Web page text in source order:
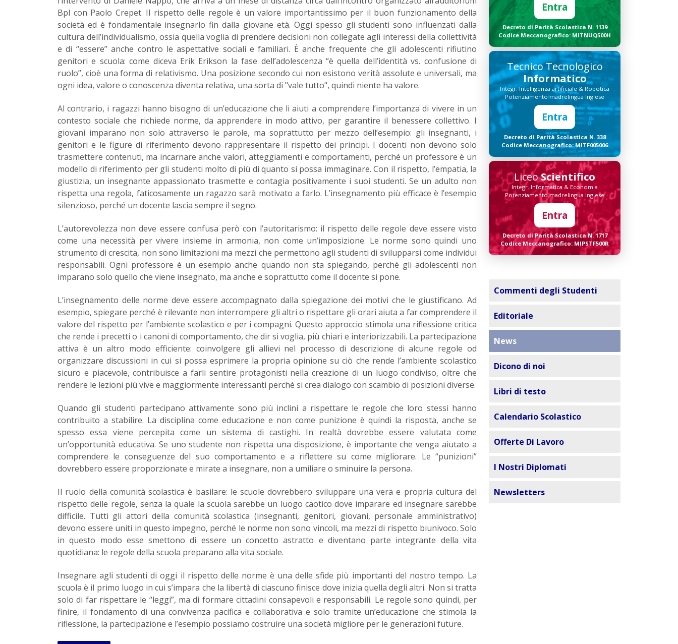
Bpl con Paolo Crepet. Il rispetto delle regole è un valore importantissimo per il buon funzionamento della
società ed è fondamentale insegnarlo fin dalla giovane età. Oggi spesso gli studenti sono influenzati dalla
cultura dell’individualismo, ossia quella voglia di prendere decisioni non collegate agli interessi della collettività
e di “essere” anche contro le aspettative sociali e familiari. È anche frequente che gli adolescenti rifiutino
genitori e scuola: come diceva Erik Erikson la fase dell’adolescenza “è quella dell’identità vs. confusione di
ruolo”, cioè una forma di relativismo. Una posizione secondo cui non esistono verità assolute e universali, ma
ogni idea, valore o conoscenza diventa relativa, una sorta di "vale tutto", quindi niente ha valore.
Al contrario, i ragazzi hanno bisogno di un’educazione che li aiuti a comprendere l’importanza di vivere in un
contesto sociale che richiede norme, da apprendere in modo attivo, per garantire il benessere collettivo. I
giovani imparano non solo attraverso le parole, ma soprattutto per mezzo dell’esempio: gli insegnanti, i
genitori e le figure di riferimento devono rappresentare il rispetto dei principi. I docenti non devono solo
trasmettere contenuti, ma incarnare anche valori, atteggiamenti e comportamenti, perché un professore è un
modello di riferimento per gli studenti molto di più di quanto si possa immaginare. Con il rispetto, l’empatia, la
giustizia, un insegnante appassionato trasmette e contagia positivamente i suoi studenti. Se un adulto non
rispetta una regola, faticosamente un ragazzo sarà motivato a farlo. L’insegnamento più efficace è l’esempio
silenzioso, perché un docente lascia sempre il segno.
L’autorevolezza non deve essere confusa però con l’autoritarismo: il rispetto delle regole deve essere visto
come una necessità per vivere insieme in armonia, non come un’imposizione. Le norme sono quindi uno
strumento di crescita, non sono limitazioni ma mezzi che permettono agli studenti di svilupparsi come individui
responsabili. Ogni professore è un esempio anche quando non sta spiegando, perché gli adolescenti non
imparano solo quello che viene insegnato, ma anche e soprattutto come il docente si pone.
L’insegnamento delle norme deve essere accompagnato dalla spiegazione dei motivi che le giustificano. Ad
esempio, spiegare perché è rilevante non interrompere gli altri o rispettare gli orari aiuta a far comprendere il
valore del rispetto per l’ambiente scolastico e per i compagni. Questo approccio stimola una riflessione critica
che rende i precetti o i canoni di comportamento, che dir si voglia, più chiari e interiorizzabili. La partecipazione
attiva è un altro modo efficiente: coinvolgere gli allievi nel processo di descrizione di alcune regole od
organizzare discussioni in cui si possa esprimere la propria opinione su ciò che rende l’ambiente scolastico
sicuro e piacevole, contribuisce a farli sentire protagonisti nella creazione di un luogo condiviso, oltre che
rendere le lezioni più vive e maggiormente interessanti perché si crea dialogo con scambio di posizioni diverse.
Quando gli studenti partecipano attivamente sono più inclini a rispettare le regole che loro stessi hanno
contribuito a stabilire. La disciplina come educazione e non come punizione è quindi la risposta, anche se
spesso essa viene percepita come un sistema di castighi. In realtà dovrebbe essere valutata come
un’opportunità educativa. Se uno studente non rispetta una disposizione, è importante che venga aiutato a
comprendere le conseguenze del suo comportamento e a riflettere su come migliorare. Le “punizioni”
dovrebbero essere proporzionate e mirate a insegnare, non a umiliare o sminuire la persona.
Il ruolo della comunità scolastica è basilare: le scuole dovrebbero sviluppare una vera e propria cultura del
rispetto delle regole, senza la quale la scuola sarebbe un luogo caotico dove imparare ed insegnare sarebbe
difficile. Tutti gli attori della comunità scolastica (insegnanti, genitori, giovani, personale amministrativo)
devono essere uniti in questo impegno, perché le norme non sono vincoli, ma mezzi di rispetto biunivoco. Solo
in questo modo esse smettono di essere un concetto astratto e diventano parte integrante della vita
quotidiana: le regole della scuola preparano alla vita sociale.
Insegnare agli studenti di oggi il rispetto delle norme è una delle sfide più importanti del nostro tempo. La
scuola è il primo luogo in cui s’impara che la libertà di ciascuno finisce dove inizia quella degli altri. Non si tratta
solo di far rispettare le “leggi”, ma di formare cittadini consapevoli e responsabili. Le regole sono quindi, per
finire, il fondamento di una convivenza pacifica e collaborativa e solo tramite un’educazione che stimola la
riflessione, la partecipazione e l’esempio possiamo costruire una società migliore per le generazioni future.
Entra
Decreto di Parità Scolastica N. 1139
Codice Meccanografico: MITNUQ500H
Tecnico Tecnologico
Informatico
Integr. Intelligenza artificiale & Robotica
Potenziamento madrelingua Inglese
Entra
Decreto di Parità Scolastica N. 338
Codice Meccanografico: MITF005006
LiceoScientifico
Integr. Informatica & Economia
Potenziamento madrelingua Inglese
Entra
Decreto di Parità Scolastica N. 1717
Codice Meccanografico: MIPSTF500R
Commenti degli Studenti
Editoriale
News
Dicono di noi
Libri di testo
Calendario Scolastico
Offerte Di Lavoro
I Nostri Diplomati
Newsletters